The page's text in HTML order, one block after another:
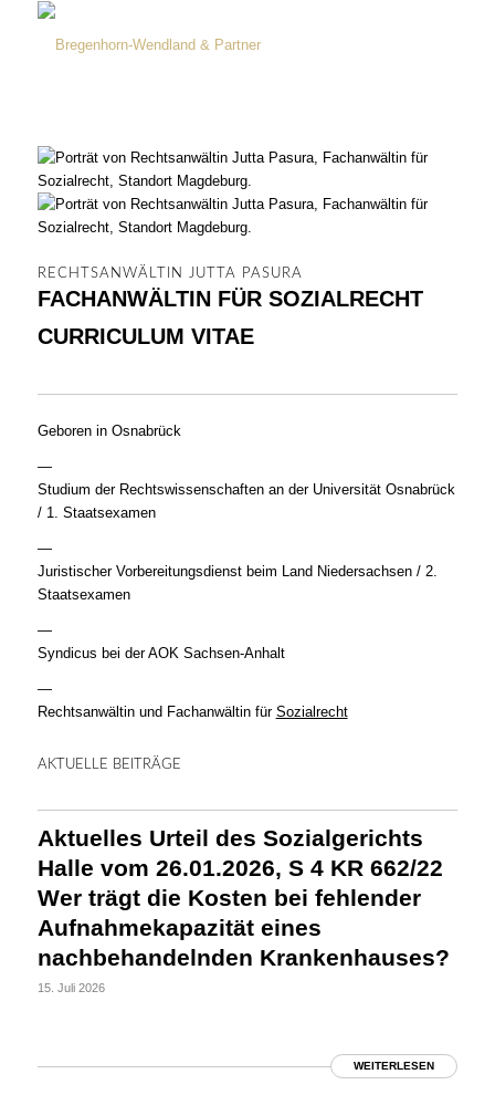
RECHTSANWÄLTIN JUTTA PASURA
FACHANWÄLTIN FÜR SOZIALRECHT
CURRICULUM VITAE
Geboren in Osnabrück
—
Studium der Rechtswissenschaften an der Universität Osnabrück
/ 1. Staatsexamen
—
Juristischer Vorbereitungsdienst beim Land Niedersachsen / 2.
Staatsexamen
—
Syndicus bei der AOK Sachsen-Anhalt
—
Rechtsanwältin und Fachanwältin für Sozialrecht
AKTUELLE BEITRÄGE
Aktuelles Urteil des Sozialgerichts
Halle vom 26.01.2026, S 4 KR 662/22
Wer trägt die Kosten bei fehlender
Aufnahmekapazität eines
nachbehandelnden Krankenhauses?
15. Juli 2026
WEITERLESEN